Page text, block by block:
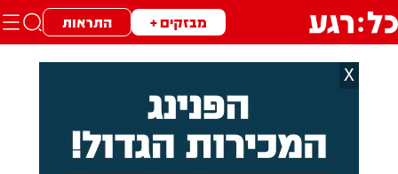
מבזקים + התראות
X